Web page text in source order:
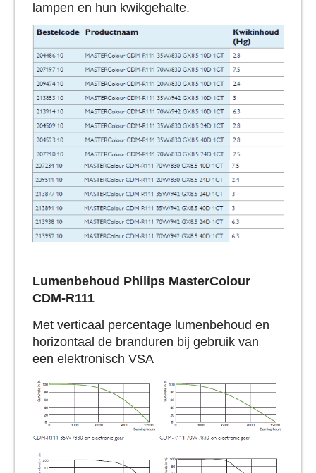
lampen en hun kwikgehalte.
Lumenbehoud Philips MasterColour
CDM-R111
Met verticaal percentage lumenbehoud en
horizontaal de branduren bij gebruik van
een elektronisch VSA